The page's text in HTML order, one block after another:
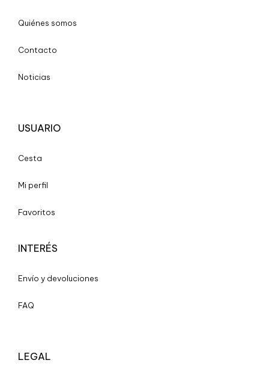
Quiénes somos
Contacto
Noticias
USUARIO
Cesta
Mi perfil
Favoritos
INTERÉS
Envío y devoluciones
FAQ
LEGAL